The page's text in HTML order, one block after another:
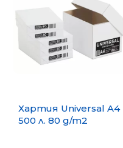
Хартия Universal A4
500 л. 80 g/m2